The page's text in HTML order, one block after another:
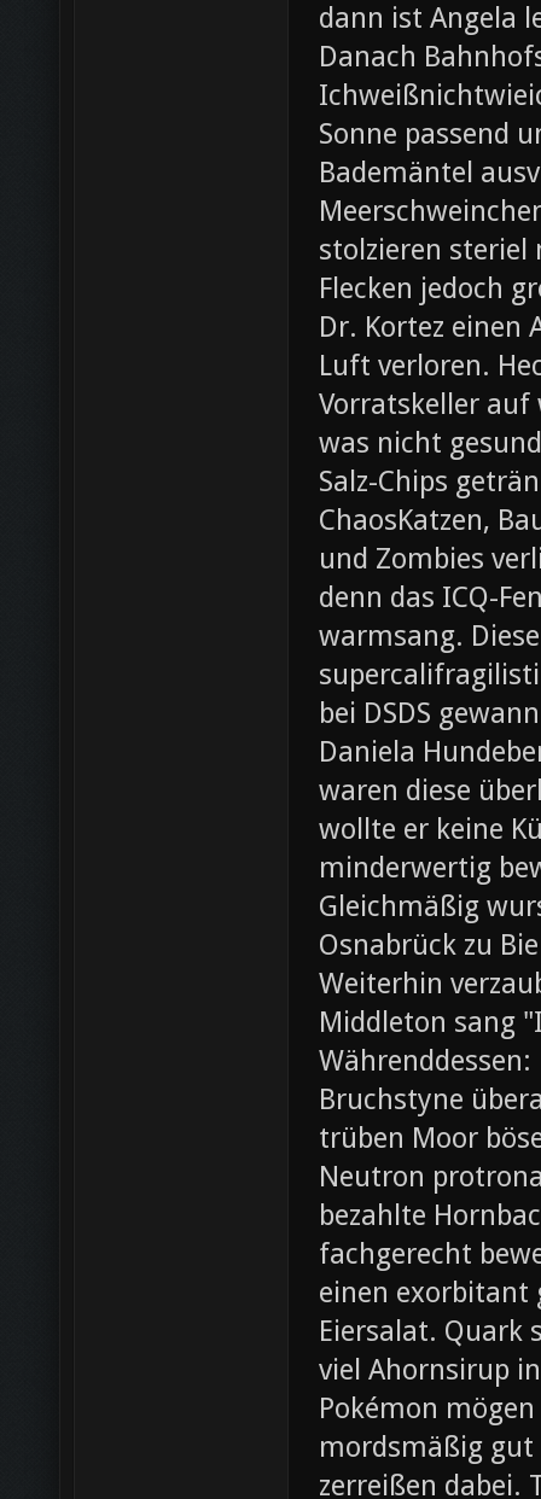
dann ist Angela
Danach
Sonne passend
Bademäntel
stolzieren steriel
Flecken jedoch
Dr. Kortez einen
Luft verloren.
Vorratskeller
was nicht
Salz-Chips
ChaosKatzen,
und Zombies
denn das ICQ-
warmsang.
bei DSDS
Daniela
waren diese
wollte er keine
minderwertig
Gleichmäßig
Osnabrück zu
Weiterhin
Middleton sang
Bruchstyne
trüben Moor
Neutron
bezahlte
fachgerecht
einen exorbitant
Eiersalat. Quark
viel Ahornsirup
Pokémon
mordsmäßig gut
zerreißen dabei.